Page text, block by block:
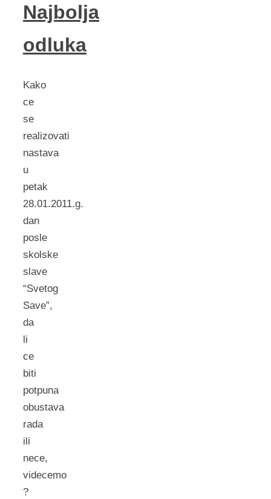
Najbolja
odluka
Kako
ce
se
realizovati
nastava
u
petak
28.01.2011.g.
dan
posle
skolske
slave
“Svetog
Save”,
da
li
ce
biti
potpuna
obustava
rada
ili
nece,
videcemo
?